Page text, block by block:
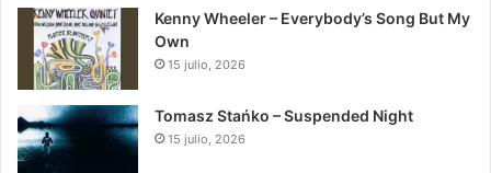
Kenny Wheeler – Everybody’s Song But My
Own
15 julio, 2026
Tomasz Stańko – Suspended Night
15 julio, 2026